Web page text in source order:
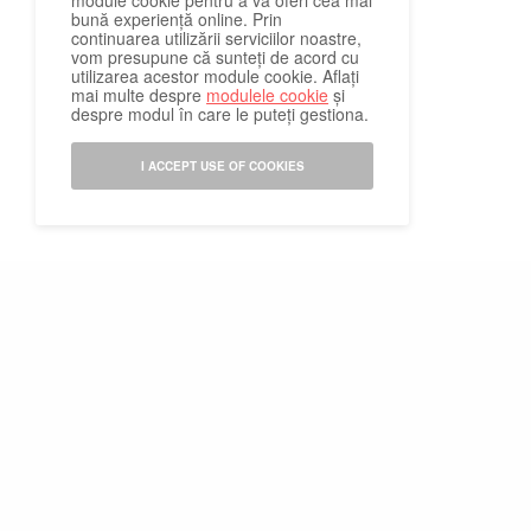
bună experiență online. Prin
continuarea utilizării serviciilor noastre,
vom presupune că sunteți de acord cu
utilizarea acestor module cookie. Aflați
mai multe despre modulele cookie și
despre modul în care le puteți gestiona.
I ACCEPT USE OF COOKIES